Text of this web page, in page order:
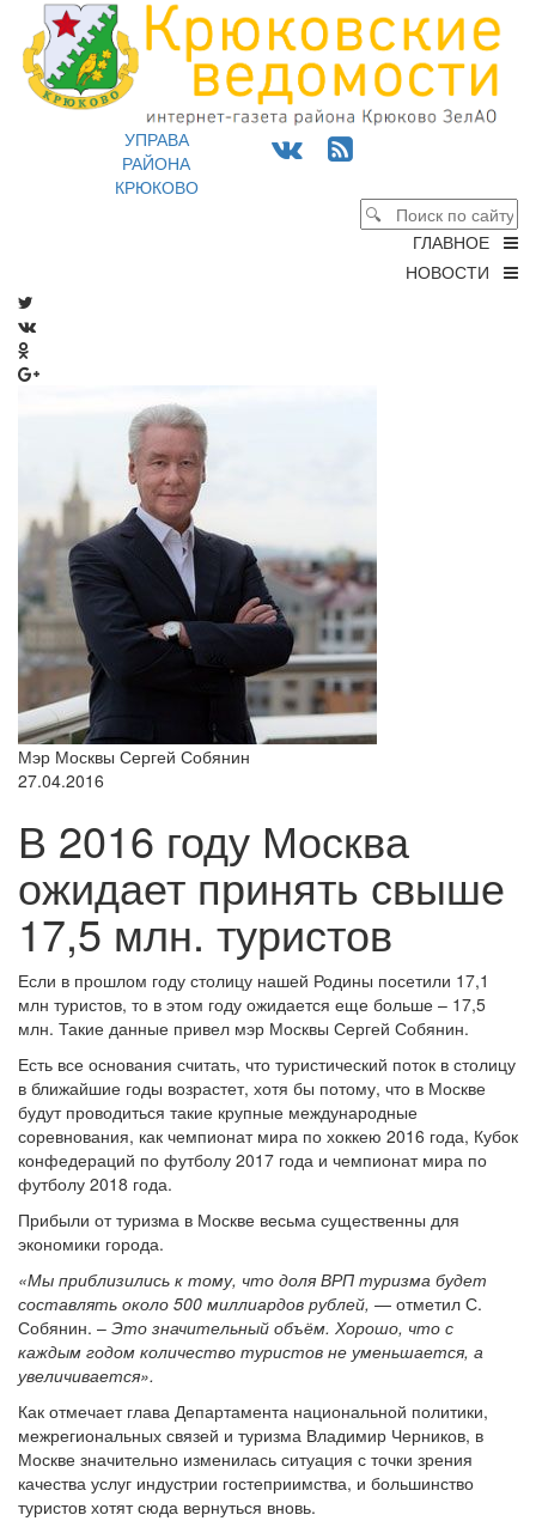
УПРАВА
РАЙОНА
КРЮКОВО
ГЛАВНОЕ
НОВОСТИ
Мэр Москвы Сергей Собянин
27.04.2016
В 2016 году Москва
ожидает принять свыше
17,5 млн. туристов
Если в прошлом году столицу нашей Родины посетили 17,1
млн туристов, то в этом году ожидается еще больше – 17,5
млн. Такие данные привел мэр Москвы Сергей Собянин.
Есть все основания считать, что туристический поток в столицу
в ближайшие годы возрастет, хотя бы потому, что в Москве
будут проводиться такие крупные международные
соревнования, как чемпионат мира по хоккею 2016 года, Кубок
конфедераций по футболу 2017 года и чемпионат мира по
футболу 2018 года.
Прибыли от туризма в Москве весьма существенны для
экономики города.
«Мы приблизились к тому, что доля ВРП туризма будет
составлять около 500 миллиардов рублей, — отметил С.
Собянин. – Это значительный объём. Хорошо, что с
каждым годом количество туристов не уменьшается, а
увеличивается».
Как отмечает глава Департамента национальной политики,
межрегиональных связей и туризма Владимир Черников, в
Москве значительно изменилась ситуация с точки зрения
качества услуг индустрии гостеприимства, и большинство
туристов хотят сюда вернуться вновь.